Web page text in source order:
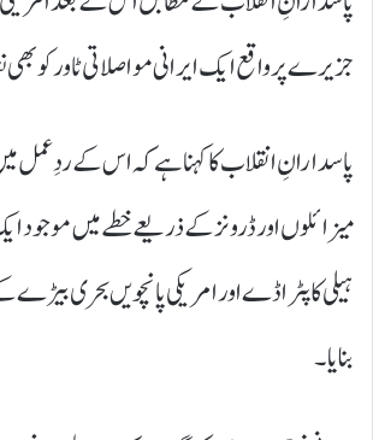
جزیرے پر واقع ایک ایرانی مواصلاتی ٹاور کو بھی
پاسدارانِ انقلاب کا کہنا ہے کہ اس کے ردِعمل
میزائلوں اور ڈرونز کے ذریعے خطے میں موجود
ہیلی کاپٹر اڈے اور امریکی پانچویں بحری بیڑے
بنایا۔